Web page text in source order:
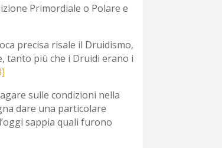
Primordiale o Polare e
precisa risale il Druidismo,
tanto più che i Druidi erano i
sulle condizioni nella
dare una particolare
sappia quali furono